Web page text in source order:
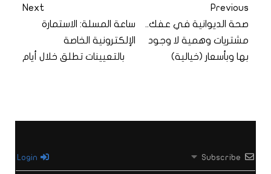
Previous
صحة الديوانية في عفك..
مشتريات وهمية لا وجود
بها وبأسعار (خيالية)
Next
ساعة المسلة: الاستمارة
الإلكترونية الخاصة
بالتعيينات تطلق خلال أيام
Subscribe